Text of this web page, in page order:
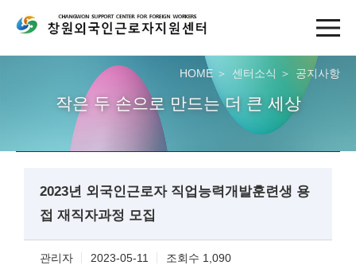
HOME 센터소식 공지사항
작은 두 손으로 만드는 더 큰 세상
2023년 외국인근로자 직업능력개발훈련생 용
접 재직자과정 모집
관리자 2023-05-11 조회수 1,090